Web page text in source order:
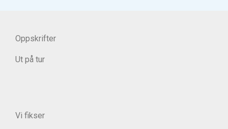
Oppskrifter
Ut på tur
Vi fikser